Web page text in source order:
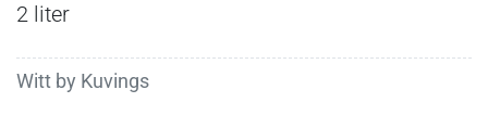
2 liter
Witt by Kuvings